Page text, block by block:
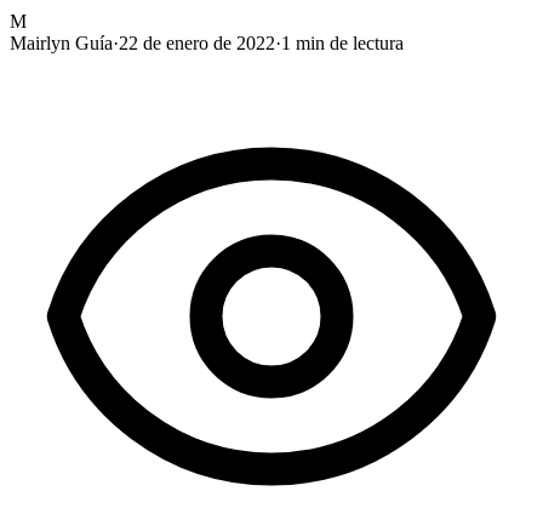
M
Mairlyn Guía·22 de enero de 2022·1 min de lectura